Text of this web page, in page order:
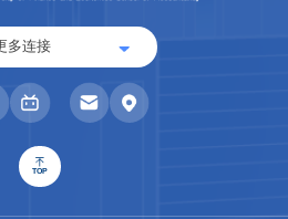
多连接
TOP